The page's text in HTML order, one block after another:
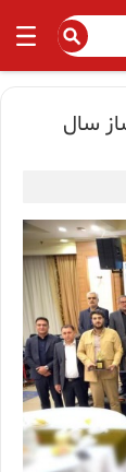
سال